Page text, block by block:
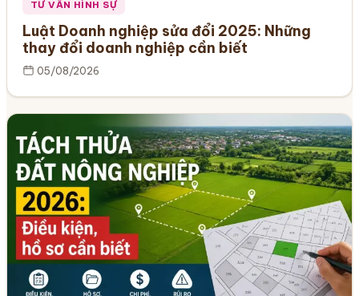
TƯ VẤN HÌNH SỰ
Luật Doanh nghiệp sửa đổi 2025: Những
thay đổi doanh nghiệp cần biết
05/08/2026